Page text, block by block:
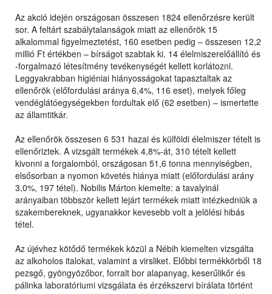
Az akció idején országosan összesen 1824 ellenőrzésre került
sor. A feltárt szabálytalanságok miatt az ellenőrök 15
alkalommal figyelmeztetést, 160 esetben pedig – összesen 12,2
millió Ft értékben – bírságot szabtak ki. 14 élelmiszerelőállító és
-forgalmazó létesítmény tevékenységét kellett korlátozni.
Leggyakrabban higiéniai hiányosságokat tapasztaltak az
ellenőrök (előfordulási aránya 6,4%, 116 eset), melyek főleg
vendéglátóegységekben fordultak elő (62 esetben) – ismertette
az államtitkár.
Az ellenőrök összesen 6 531 hazai és külföldi élelmiszer tételt is
ellenőriztek. A vizsgált termékek 4,8%-át, 310 tételt kellett
kivonni a forgalomból, országosan 51,6 tonna mennyiségben,
elsősorban a nyomon követés hiánya miatt (előfordulási arány
3,0%, 197 tétel). Nobilis Márton kiemelte: a tavalyinál
arányaiban többször kellett lejárt termékek miatt intézkedniük a
szakembereknek, ugyanakkor kevesebb volt a jelölési hibás
tétel.
Az újévhez kötődő termékek közül a Nébih kiemelten vizsgálta
az alkoholos italokat, valamint a virsliket. Előbbi termékkörből 18
pezsgő, gyöngyözőbor, forralt bor alapanyag, keserűlikőr és
pálinka laboratóriumi vizsgálata és érzékszervi bírálata történt